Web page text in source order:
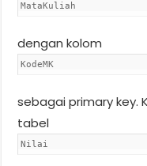
MataKuliah
dengan kolom
KodeMK
sebagai primary key.
tabel
Nilai